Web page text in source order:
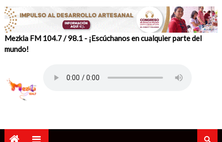
Mezkla FM 104.7 / 98.1 - ¡Escúchanos en cualquier parte del
mundo!